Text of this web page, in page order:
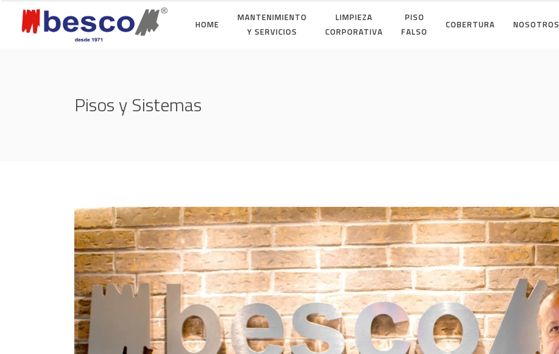
HOME
MANTENIMIENTO
Y SERVICIOS
LIMPIEZA
CORPORATIVA
PISO
FALSO
COBERTURA NOSOTROS
Pisos y Sistemas